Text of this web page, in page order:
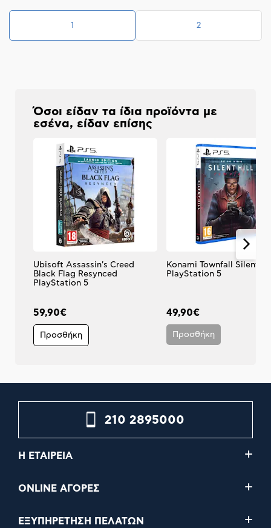
1 2(τρέχουσα
Όσοι είδαν τα ίδια προϊόντα με
εσένα, είδαν επίσης
Ubisoft Assassin's Creed
Black Flag Resynced
PlayStation 5
59,90€
Προσθήκη
Konami Townfall Silent
PlayStation 5
49,90€
Προσθήκη
210 2895000
Η ΕΤΑΙΡΕΙΑ
ONLINE ΑΓΟΡΕΣ
ΕΞΥΠΗΡΕΤΗΣΗ ΠΕΛΑΤΩΝ